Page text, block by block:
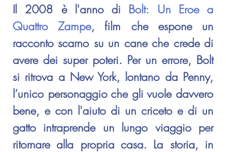
Il 2008 è l'anno di Bolt: Un Eroe a
Quattro Zampe, film che espone un
racconto scarno su un cane che crede di
avere dei super poteri. Per un errore, Bolt
si ritrova a New York, lontano da Penny,
l’unico personaggio che gli vuole davvero
bene, e con l'aiuto di un criceto e di un
gatto intraprende un lungo viaggio per
ritornare alla propria casa. La storia, in